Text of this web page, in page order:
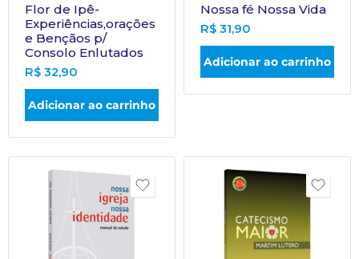
Flor de Ipê-
Experiências,orações
e Bençãos p/
Consolo Enlutados
R$ 32,90
Adicionar ao carrinho
Nossa fé Nossa Vida
R$ 31,90
Adicionar ao carrinho